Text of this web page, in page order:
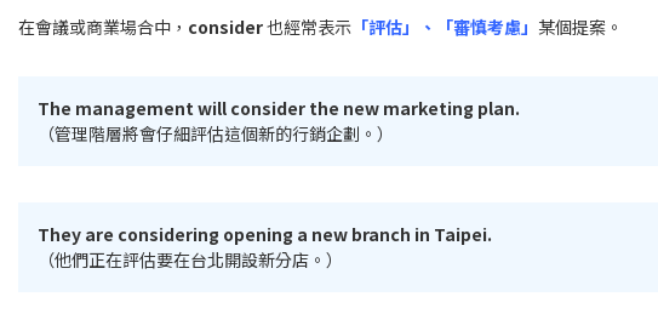
在會議或商業場合中， consider也經常表示 「評估」、「審慎考慮」 某個提案。
The management will consider the new marketing plan.
（管理階層將會仔細評估這個新的行銷企劃。）
They are considering opening a new branch in Taipei.
（他們正在評估要在台北開設新分店。）